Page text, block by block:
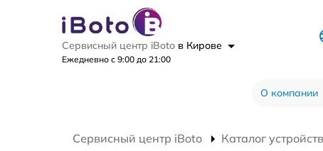
Сервисный центр iBoto в Кирове
Ежедневно с 9:00 до 21:00
О компании
Сервисный центр iBoto Каталог устройств